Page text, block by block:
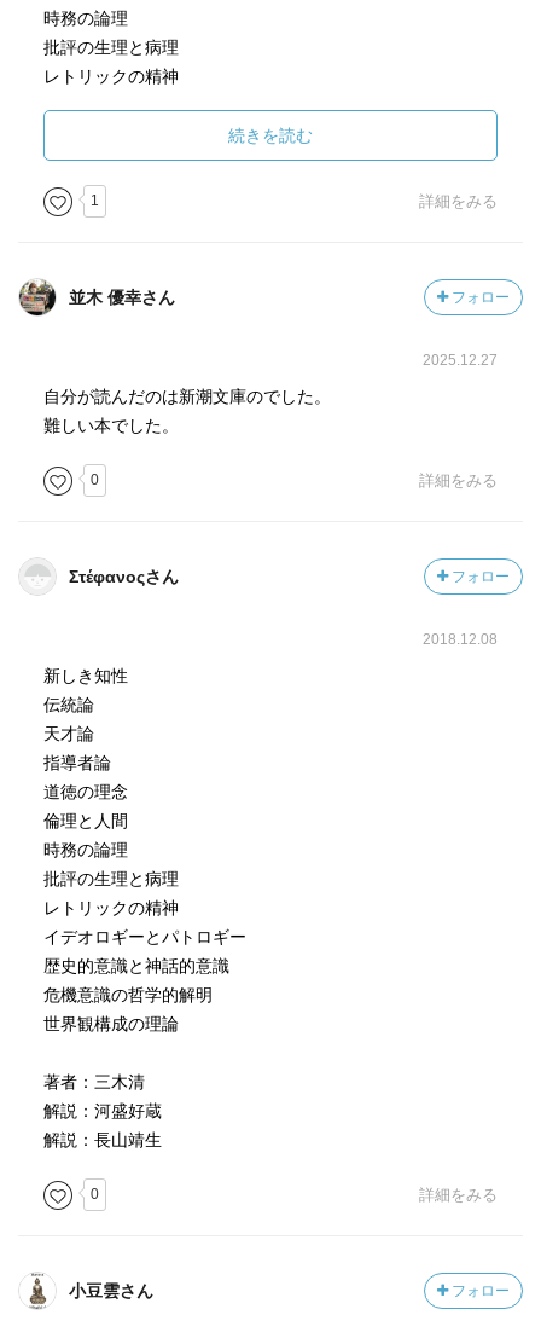
時務の論理
批評の生理と病理
レトリックの精神
歴史的意識と神話的意識
危機意識の哲学的解明
世界観構成の理論
〈今日の弊害も真の指導者でない者が指導者を気取るとこ
ろに生じている〉。
哲学者・三木清が本書で、こう喝破したのは、日本が無謀
な戦争に突入した昭和１６年。
「大和魂」が叫ばれ、伝統回帰が進む中で、こんな発言も
〈或る時代には全く忘却されていたものが後の時代に至っ
て伝統として復活するということは歴史においてしばしば
見られる〉としたうえで、安易に「伝統を守れ」という発
言は、伝統と遺物の混同だと指摘。
〈伝統は我々の行為によって伝統となる（中略）伝統その
ものが一つの創造に属している〉
あらゆる勢力に疎まれ、敗戦の年、治安維持法違反で逮捕
され、獄死した孤高の哲学者の名著が復刊した。
思考は厳密で、読むにはやや辛抱を強いられるが、読後に
はヒューマニズムにあふれた伸びやかな展望が広がる。
［ おすすめ度 ］
☆☆☆☆☆☆☆ おすすめ度
☆☆☆☆☆☆☆ 文章
☆☆☆☆☆☆☆ ストーリー
☆☆☆☆☆☆☆ 読後の個人的な満足度
続きを読む
1 詳細をみる
並木 優幸さん フォロー
2025.12.27
自分が読んだのは新潮文庫のでした。
難しい本でした。
0 詳細をみる
Στέφανοςさん フォロー
2018.12.08
新しき知性
伝統論
天才論
指導者論
道徳の理念
倫理と人間
時務の論理
批評の生理と病理
レトリックの精神
イデオロギーとパトロギー
歴史的意識と神話的意識
危機意識の哲学的解明
世界観構成の理論
著者：三木清
解説：河盛好蔵
解説：長山靖生
0 詳細をみる
小豆雲さん フォロー